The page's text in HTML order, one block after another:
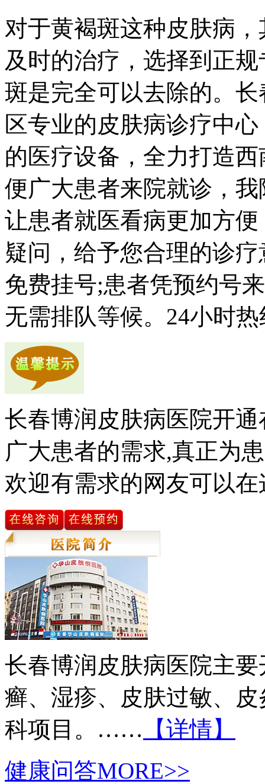
对于黄褐斑这种皮肤病
及时的治疗，选择到正
斑是完全可以去除的。
区专业的皮肤病诊疗中
的医疗设备，全力打造
便广大患者来院就诊，
让患者就医看病更加方
疑问，给予您合理的诊
免费挂号;患者凭预约号
无需排队等候。24小时
长春博润皮肤病医院开
广大患者的需求,真正为
欢迎有需求的网友可以
长春博润皮肤病医院主
癣、湿疹、皮肤过敏、
科项目。…… 【详情】
健康问答MORE>>